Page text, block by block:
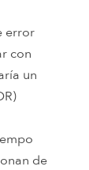
error
con
un
de